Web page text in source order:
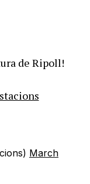
de Ripoll!
March